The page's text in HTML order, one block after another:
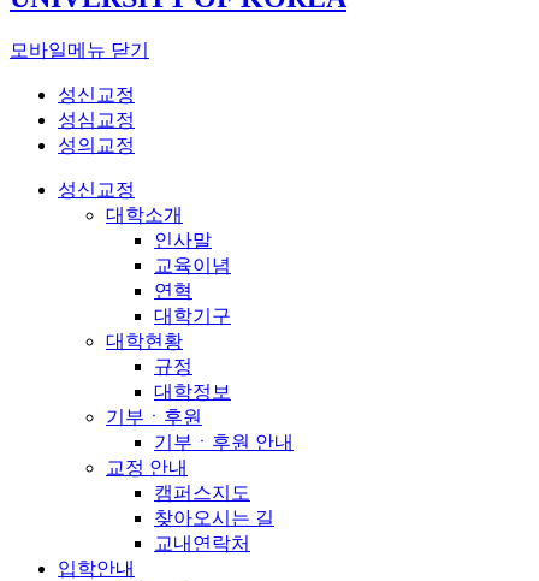
모바일메뉴 닫기
성신교정
성심교정
성의교정
성신교정
대학소개
인사말
교육이념
연혁
대학기구
대학현황
규정
대학정보
기부ㆍ후원
기부ㆍ후원 안내
교정 안내
캠퍼스지도
찾아오시는 길
교내연락처
입학안내